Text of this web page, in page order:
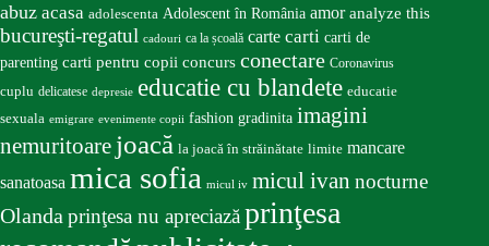
abuz acasa adolescenta Adolescent în România amor analyze this
bucureşti-regatul cadouri ca la școală carte carti carti de
parenting carti pentru copii concurs conectare Coronavirus
cuplu delicatese depresie educatie cu blandete educatie
sexuala emigrare evenimente copii fashion gradinita imagini
nemuritoare joacă la joacă în străinătate limite mancare
sanatoasa mica sofia micul iv micul ivan nocturne
Olandaprinţesa nu apreciazăprinţesa